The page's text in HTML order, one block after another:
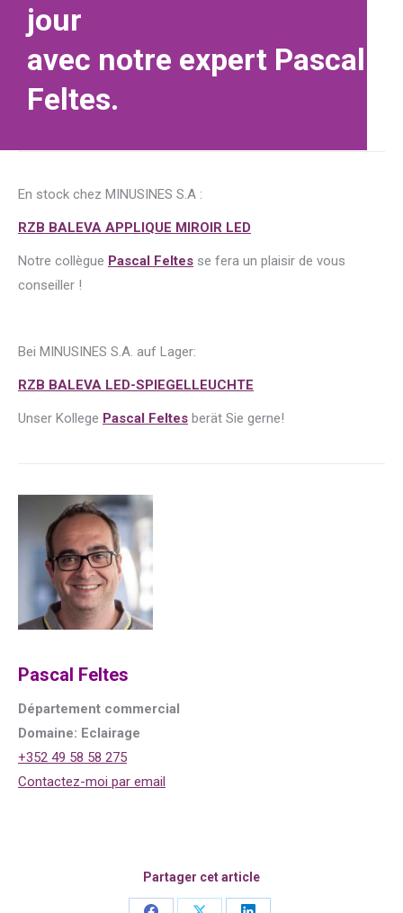
jour
avec notre expert Pascal
Feltes.
En stock chez MINUSINES S.A :
RZB BALEVA APPLIQUE MIROIR LED
Notre collègue Pascal Feltes se fera un plaisir de vous
conseiller !
Bei MINUSINES S.A. auf Lager:
RZB BALEVA LED-SPIEGELLEUCHTE
Unser Kollege Pascal Feltes berät Sie gerne!
Pascal Feltes
Département commercial
Domaine: Eclairage
+352 49 58 58 275
Contactez-moi par email
Partager cet article